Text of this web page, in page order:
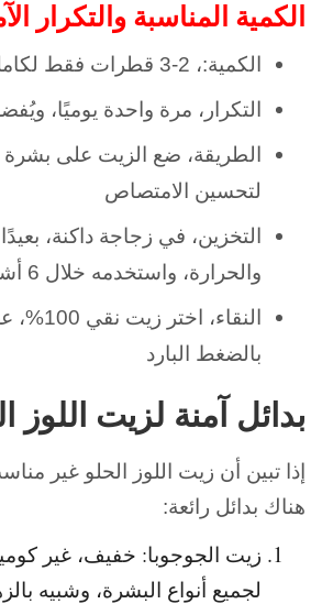
الكمية المناسبة والتكرار
الكمية:، 2-3 قطرات فقط لكامل الوجه
التكرار، مرة واحدة يوميًا،
الطريقة، ضع الزيت على بشرة
لتحسين الامتصاص
التخزين، في زجاجة داكنة،
والحرارة، واستخدمه خلال 6 أشهر من الفتح
النقاء،
بالضغط البارد
بدائل آمنة لزيت اللوز
إذا تبين أن زيت اللوز الحلو غير
هناك بدائل رائعة:
زيت الجوجوبا: خفيف، غير
لجميع أنواع البشرة، وشبيه